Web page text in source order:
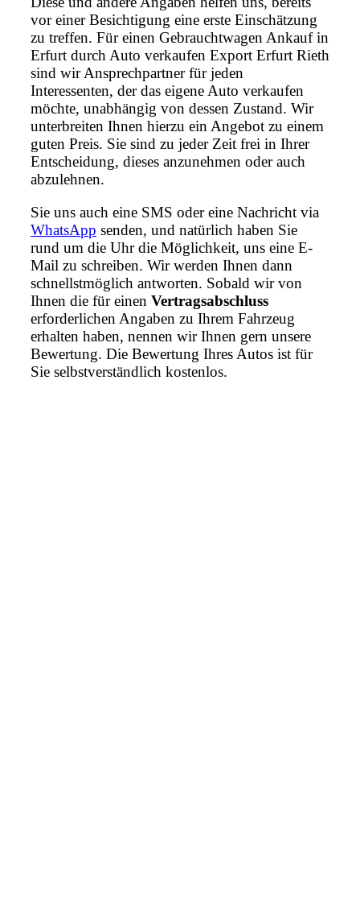
vor einer Besichtigung eine erste Einschätzung
zu treffen. Für einen Gebrauchtwagen Ankauf in
Erfurt durch Auto verkaufen Export Erfurt Rieth
sind wir Ansprechpartner für jeden
Interessenten, der das eigene Auto verkaufen
möchte, unabhängig von dessen Zustand. Wir
unterbreiten Ihnen hierzu ein Angebot zu einem
guten Preis. Sie sind zu jeder Zeit frei in Ihrer
Entscheidung, dieses anzunehmen oder auch
abzulehnen.
Sie uns auch eine SMS oder eine Nachricht via
WhatsApp senden, und natürlich haben Sie
rund um die Uhr die Möglichkeit, uns eine E-
Mail zu schreiben. Wir werden Ihnen dann
schnellstmöglich antworten. Sobald wir von
Ihnen die für einen Vertragsabschluss
erforderlichen Angaben zu Ihrem Fahrzeug
erhalten haben, nennen wir Ihnen gern unsere
Bewertung. Die Bewertung Ihres Autos ist für
Sie selbstverständlich kostenlos.